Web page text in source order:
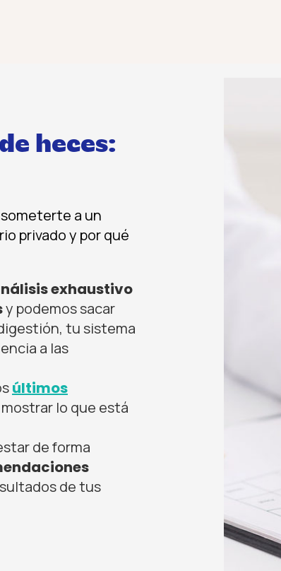
heces:
a un
privado y por qué
exhaustivo
y podemos sacar
tu sistema
a las
últimos
mostrar lo que está
de forma
de tus